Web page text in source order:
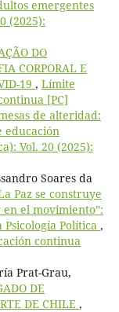
emergentes
(2025):
DO
CORPORAL E
19 , Límite
[PC]
de alteridad:
educación
Vol. 20 (2025):
Soares da
Paz se construye
el movimiento”:
Psicología Política ,
continua
Prat-Grau,
DE
DE CHILE ,